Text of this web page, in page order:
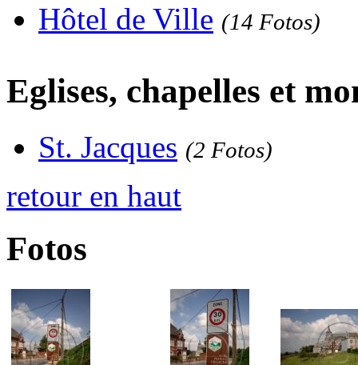
Hôtel de Ville (14 Fotos)
Eglises, chapelles et
St. Jacques (2 Fotos)
retour en haut
Fotos